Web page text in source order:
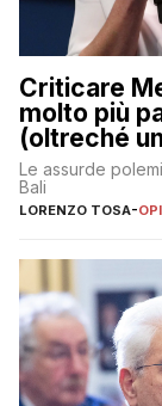
Criticare
molto più
(oltreché
Le assurde
Bali
LORENZO TOSA-